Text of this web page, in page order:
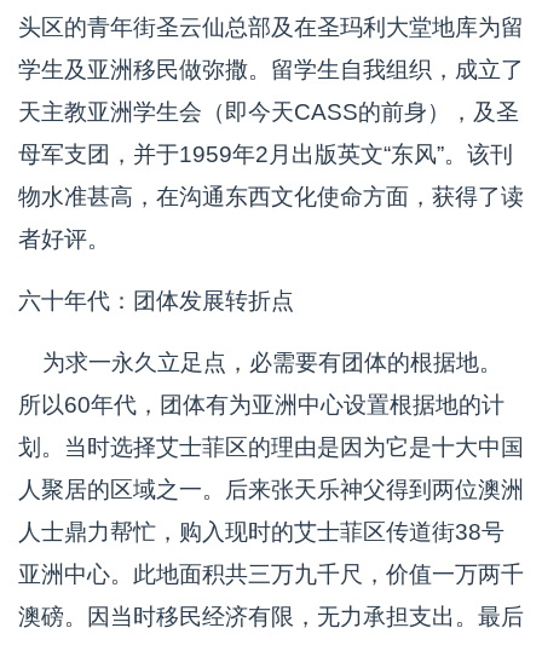
头区的青年街圣云仙总部及在圣玛利大堂地库为留
学生及亚洲移民做弥撒。留学生自我组织，成立了
天主教亚洲学生会（即今天CASS的前身），及圣
母军支团，并于1959年2月出版英文“东风”。该刊
物水准甚高，在沟通东西文化使命方面，获得了读
者好评。
六十年代：团体发展转折点
为求一永久立足点，必需要有团体的根据地。
所以60年代，团体有为亚洲中心设置根据地的计
划。当时选择艾士菲区的理由是因为它是十大中国
人聚居的区域之一。后来张天乐神父得到两位澳洲
人士鼎力帮忙，购入现时的艾士菲区传道街38号
亚洲中心。此地面积共三万九千尺，价值一万两千
澳磅。因当时移民经济有限，无力承担支出。最后